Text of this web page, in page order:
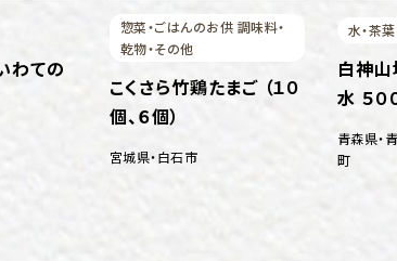
わての
惣菜・ごはんのお供 調味料・
乾物・その他
こくさら竹鶏たまご （１０
個、６個）
宮城県・白石市
水・茶
白神
水 ５０
青森県・
町